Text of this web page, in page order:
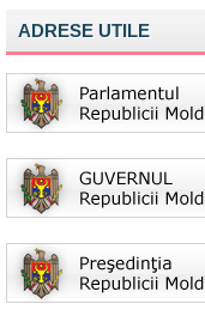
ADRESE UTILE